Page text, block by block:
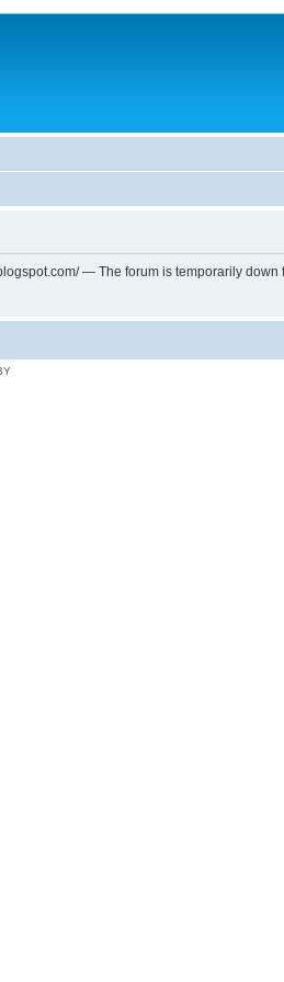
— The forum is temporarily